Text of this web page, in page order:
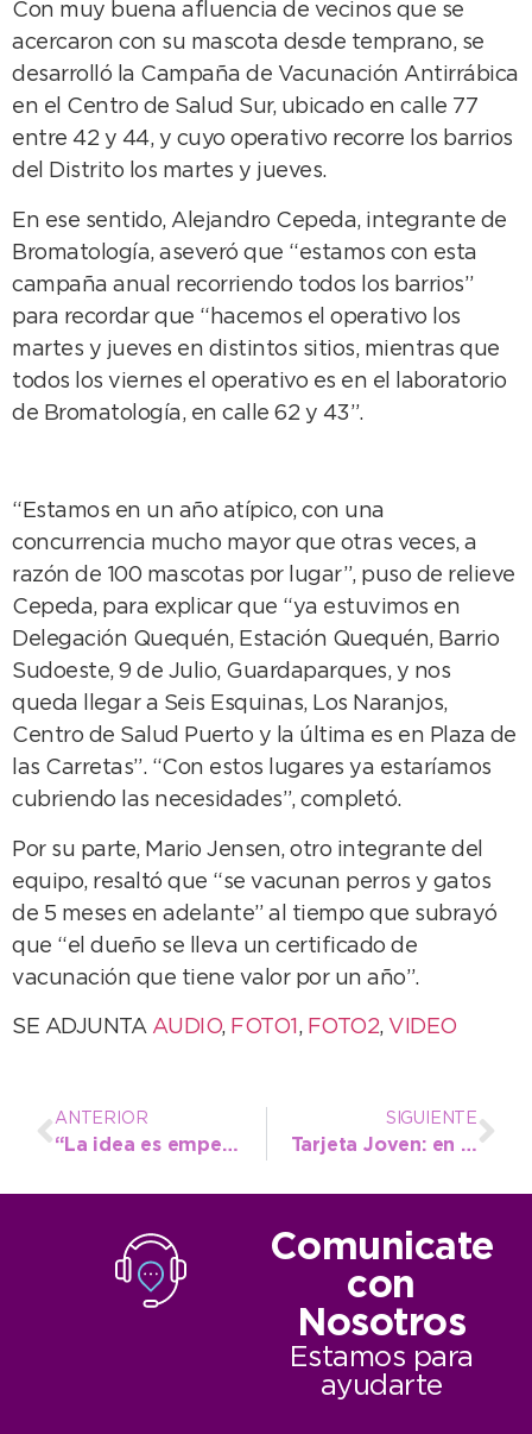
Con muy buena afluencia de vecinos que se
acercaron con su mascota desde temprano, se
desarrolló la Campaña de Vacunación Antirrábica
en el Centro de Salud Sur, ubicado en calle 77
entre 42 y 44, y cuyo operativo recorre los barrios
del Distrito los martes y jueves.
En ese sentido, Alejandro Cepeda, integrante de
Bromatología, aseveró que “estamos con esta
campaña anual recorriendo todos los barrios”
para recordar que “hacemos el operativo los
martes y jueves en distintos sitios, mientras que
todos los viernes el operativo es en el laboratorio
de Bromatología, en calle 62 y 43”.
“Estamos en un año atípico, con una
concurrencia mucho mayor que otras veces, a
razón de 100 mascotas por lugar”, puso de relieve
Cepeda, para explicar que “ya estuvimos en
Delegación Quequén, Estación Quequén, Barrio
Sudoeste, 9 de Julio, Guardaparques, y nos
queda llegar a Seis Esquinas, Los Naranjos,
Centro de Salud Puerto y la última es en Plaza de
las Carretas”. “Con estos lugares ya estaríamos
cubriendo las necesidades”, completó.
Por su parte, Mario Jensen, otro integrante del
equipo, resaltó que “se vacunan perros y gatos
de 5 meses en adelante” al tiempo que subrayó
que “el dueño se lleva un certificado de
vacunación que tiene valor por un año”.
SE ADJUNTA AUDIO, FOTO1 , FOTO2, VIDEO
ANTERIOR
“La idea es empezar a trabajar la cuestión de género como una idea transversal”
SIGUIENTE
Tarjeta Joven: en solo dos días, más de 100 estudiantes ya accedieron a este beneficio
Comunicate
con
Nosotros
Estamos para
ayudarte